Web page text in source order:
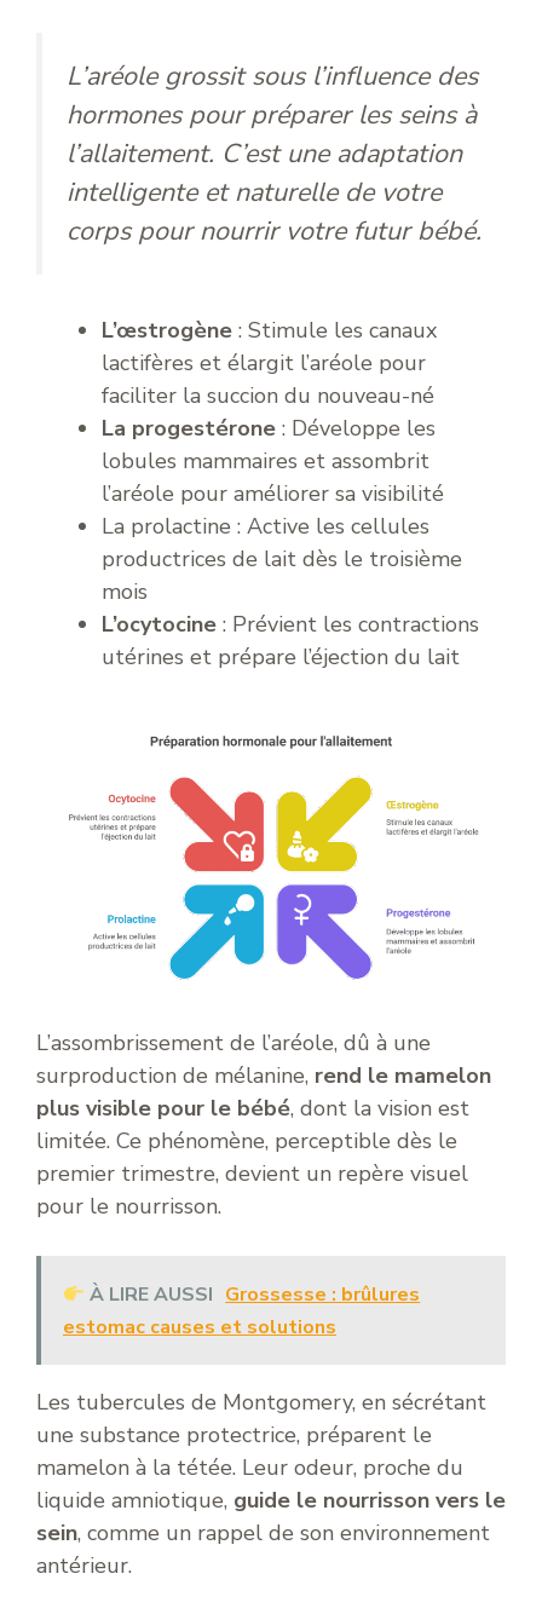
L’aréole grossit sous l’influence des
hormones pour préparer les seins à
l’allaitement. C’est une adaptation
intelligente et naturelle de votre
corps pour nourrir votre futur bébé.
L’œstrogène : Stimule les canaux
lactifères et élargit l’aréole pour
faciliter la succion du nouveau-né
La progestérone : Développe les
lobules mammaires et assombrit
l’aréole pour améliorer sa visibilité
La prolactine : Active les cellules
productrices de lait dès le troisième
mois
L’ocytocine : Prévient les contractions
utérines et prépare l’éjection du lait
L’assombrissement de l’aréole, dû à une
surproduction de mélanine, rend le mamelon
plus visible pour le bébé, dont la vision est
limitée. Ce phénomène, perceptible dès le
premier trimestre, devient un repère visuel
pour le nourrisson.
À LIRE AUSSI Grossesse : brûlures
estomac causes et solutions
Les tubercules de Montgomery, en sécrétant
une substance protectrice, préparent le
mamelon à la tétée. Leur odeur, proche du
liquide amniotique, guide le nourrisson vers le
sein, comme un rappel de son environnement
antérieur.